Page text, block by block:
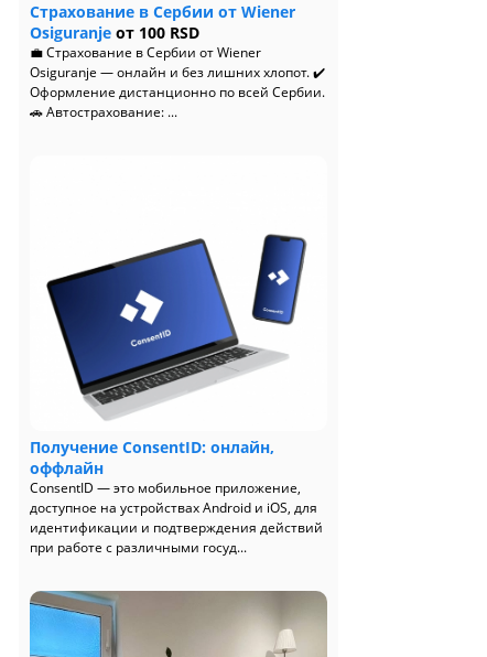
Страхование в Сербии от Wiener
Osiguranje от 100 RSD
💼 Страхование в Сербии от Wiener
Osiguranje — онлайн и без лишних хлопот. ✔️
Оформление дистанционно по всей Сербии.
🚗 Автострахование: ...
Получение ConsentID: онлайн,
оффлайн
ConsentID — это мобильное приложение,
доступное на устройствах Android и iOS, для
идентификации и подтверждения действий
при работе с различными госуд...